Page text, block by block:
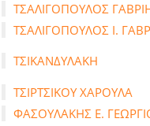
ΤΣΑΛΙΓΟΠΟΥΛΟΣ
ΤΣΑΛΙΓΟΠΟΥΛΟΣ Ι.
ΤΣΙΚΑΝΔΥΛΑΚΗ
ΤΣΙΡΤΣΙΚΟΥ ΧΑΡΟΥΛΑ
ΦΑΣΟΥΛΑΚΗΣ Ε.